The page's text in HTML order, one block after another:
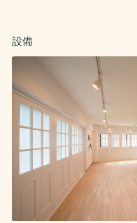
設備